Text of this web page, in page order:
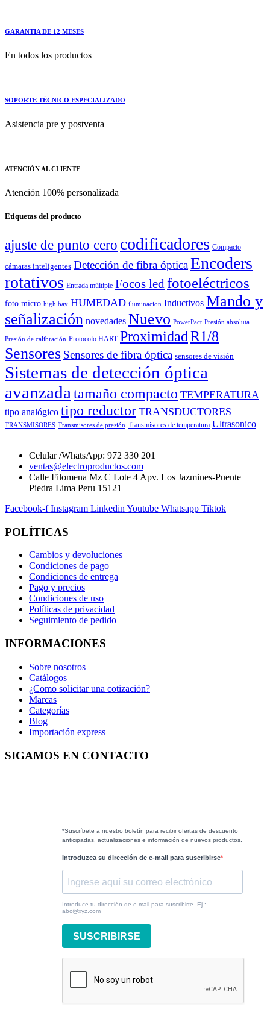
GARANTIA DE 12 MESES
En todos los productos
SOPORTE TÉCNICO ESPECIALIZADO
Asistencia pre y postventa
ATENCIÓN AL CLIENTE
Atención 100% personalizada
Etiquetas del producto
ajuste de punto cero codificadores Compacto
cámaras inteligentes Detección de fibra ópticaEncoders
rotativos Entrada múltiple Focos ledfotoeléctricos
foto micro high bay HUMEDAD iluminacion Inductivos Mando y
señalización novedades Nuevo PowerPact Presión absoluta
Presión de calibración Protocolo HART ProximidadR1/8
Sensores Sensores de fibra óptica sensores de visión
Sistemas de detección óptica
avanzada tamaño compacto TEMPERATURA
tipo analógico tipo reductor TRANSDUCTORES
TRANSMISORES Transmisores de presión Transmisores de temperatura Ultrasonico
Celular /WhatsApp: 972 330 201
ventas@electroproductos.com
Calle Filomena Mz C Lote 4 Apv. Los Jazmines-Puente
Piedra Lima Peru 15121
Facebook-f Instagram Linkedin Youtube Whatsapp Tiktok
POLÍTICAS
Cambios y devoluciones
Condiciones de pago
Condiciones de entrega
Pago y precios
Condiciones de uso
Políticas de privacidad
Seguimiento de pedido
INFORMACIONES
Sobre nosotros
Catálogos
¿Como solicitar una cotización?
Marcas
Categorías
Blog
Importación express
SIGAMOS EN CONTACTO
*Suscríbete a nuestro boletín para recibir ofertas de descuento
anticipadas, actualizaciones e información de nuevos productos.
Introduzca su dirección de e-mail para suscribirse
Introduce tu dirección de e-mail para suscribirte. Ej.:
abc@xyz.com
SUSCRIBIRSE